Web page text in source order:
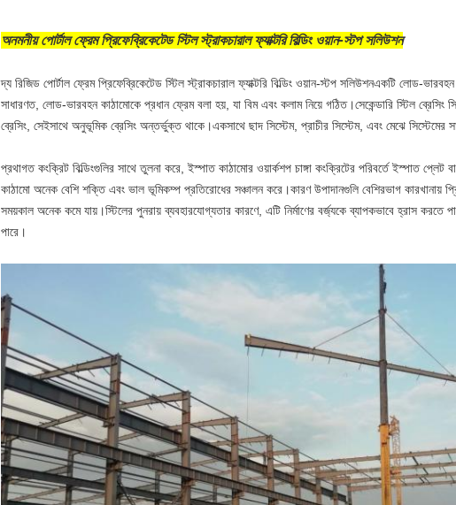
অনমনীয় পোর্টাল ফ্রেম প্রিফেব্রিকেটেড স্টিল স্ট্রাকচারাল ফ্যাক্টরি বিল্ডিং ওয়ান-স্টপ সলিউশন
দ্য রিজিড পোর্টাল ফ্রেম প্রিফেব্রিকেটেড স্টিল স্ট্রাকচারাল ফ্যাক্টরি বিল্ডিং ওয়ান-স্টপ সলিউশনএকটি লোড-ভারবহন
সাধারণত, লোড-ভারবহন কাঠামোকে প্রধান ফ্রেম বলা হয়, যা বিম এবং কলাম নিয়ে গঠিত।সেকেন্ডারি স্টিল ব্রেসিং
ব্রেসিং, সেইসাথে অনুভূমিক ব্রেসিং অন্তর্ভুক্ত থাকে।একসাথে ছাদ সিস্টেম, প্রাচীর সিস্টেম, এবং মেঝে সিস্টেমের
প্রথাগত কংক্রিট বিল্ডিংগুলির সাথে তুলনা করে, ইস্পাত কাঠামোর ওয়ার্কশপ চাঙ্গা কংক্রিটের পরিবর্তে ইস্পাত
কাঠামো অনেক বেশি শক্তি এবং ভাল ভূমিকম্প প্রতিরোধের সঞ্চালন করে।কারণ উপাদানগুলি বেশিরভাগ কারখানায়
সময়কাল অনেক কমে যায়।স্টিলের পুনরায় ব্যবহারযোগ্যতার কারণে, এটি নির্মাণের বর্জ্যকে ব্যাপকভাবে হ্রাস
পারে।